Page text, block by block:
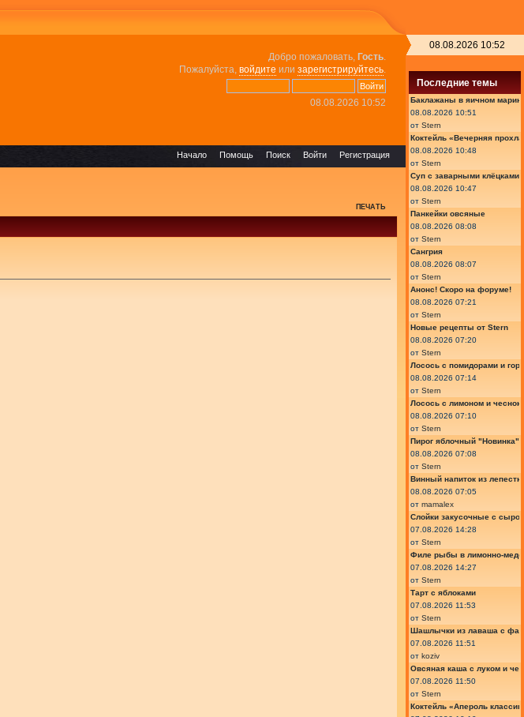
Добро пожаловать, Гость.
Пожалуйста, войдите или зарегистрируйтесь.
08.08.2026 10:52
Регистрация
Войти
Поиск
Помощь
Начало
ПЕЧАТЬ
08.08.2026 10:52
Последние темы
Баклажаны в яичном
08.08.2026 10:51
от Stern
Коктейль «Вечерняя
08.08.2026 10:48
от Stern
Суп с заварными клёцками
08.08.2026 10:47
от Stern
Панкейки овсяные
08.08.2026 08:08
от Stern
Сангрия
08.08.2026 08:07
от Stern
Анонс! Скоро на форуме!
08.08.2026 07:21
от Stern
Новые рецепты от Stern
08.08.2026 07:20
от Stern
Лосось с помидорами и
08.08.2026 07:14
от Stern
Лосось с лимоном и
08.08.2026 07:10
от Stern
Пирог яблочный "Новинка"
08.08.2026 07:08
от Stern
Винный напиток из
08.08.2026 07:05
от mamalex
Слойки закусочные с
07.08.2026 14:28
от Stern
Филе рыбы в лимонно-
07.08.2026 14:27
от Stern
Тарт с яблоками
07.08.2026 11:53
от Stern
Шашлычки из лаваша с
07.08.2026 11:51
от koziv
Овсяная каша с луком и
07.08.2026 11:50
от Stern
Коктейль «Апероль